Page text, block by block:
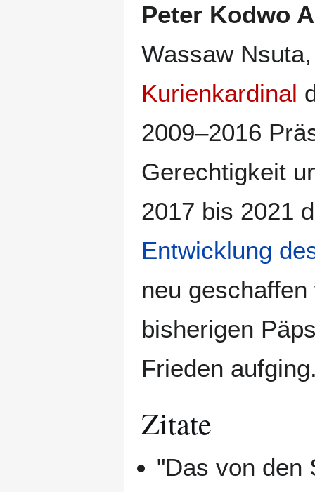
Navigation
Suche
Peter Kodwo
Wassaw
Kurienkardinal
2009–2016
Gerechtigkeit
2017 bis 2021
Entwicklung
neu
bisherigen
Frieden
Zitate
"Das von den